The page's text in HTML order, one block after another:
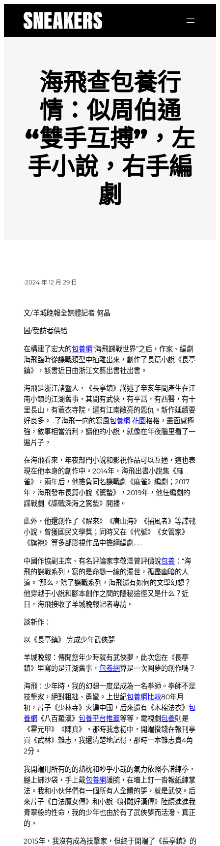
海飛查包養行
情：似周伯通
“雙手互搏”，左
手小說，右手編
劇
·2024 年 12 月 29 日
文/羊城晚報全媒體記者 何晶
圖/受訪者供給
在構建了宏大的包養網“海飛諜戰世界”之后，作家、編劇
海飛臨時從諜戰類型中抽離出來，創作了長篇小說《長亭
鎮》，該書近日由浙江文藝出書社出書。
海飛是浙江諸暨人，《長亭鎮》講述了辛亥年間產生在江
南小鎮的江湖舊事，其間有武俠，有平話，有西醫，有十
里長山，有蓑衣寺院，還有江南敞亮的恩仇。新作延續要
好良多。 .了海飛一向的寫風包養網 花園格格，畫面感極
強，敘事相當流利，讀他的小說，就像在年夜腦里看了一
遍片子。
在海飛看來，年夜部門小說和影視作品可以互通，這也表
現在他本身的創作中。2014年，海飛出書小說集《麻
雀》，兩年后，他擔負同名諜戰劇《麻雀》編劇；2017
年，海飛發布長篇小說《驚蟄》，2019年，他任編劇的
諜戰劇《諜戰深海之驚蟄》開播。
此外，他還創作了《醒來》《唐山海》《捕風者》等諜戰
小說，曾獲國民文學獎；同時又在《代號》《女管家》
《旗袍》等多部影視作品中擔綱編劇……
中國作協副主席、有名評論家李敬澤曾評價說包養 ：“海
飛的諜戰系列，寫的是命懸一線的濁世，孤盡幽暗的人
道。”那么，除了諜戰系列，海飛還有如何的文學幻想？
他穿越于小說和腳本創作之間的隱秘途徑又是什么？近
日，海飛接收了羊城晚報記者專訪。
談新作：
以《長亭鎮》 完成少年武俠夢
羊城晚報：傳聞您年少時就有武俠夢，此次您在《長亭
鎮》里寫的是江湖舊事， 包養網算是一次圓夢的創作嗎？
海飛：少年時，我的幻想一度是成為一名拳師。拳師不是
技擊家，絕對粗拙、勇蠻。上世紀包養網比較80年月
初，片子《少林寺》火遍中國，后來還有《木棉法衣》 包
養網 《八百羅漢》 包養平台推薦等等，電視劇包養則是
《霍元甲》《陳真》。那時我念初中，開端攢錢在報刊亭
買《武林》雜志，我還清楚地記得，那時一本雜志賣4角
2分。
我開端用所有的的熱枕和眇乎小哉的氣力依照拳譜練拳，
腿上綁沙袋，手上戴包養網護腕，在墻上釘一沓報紙練掌
法。我和小伙伴們有一個所有人全體的夢，就是武俠。后
來片子《白法魔女傳》和小說《射雕好漢傳》陸續進進我
青翠般的性命，我的少年也由於有了武俠夢而活潑、真正
的。
2015年，我沒有成為技擊家，但終于開端了《長亭鎮》的